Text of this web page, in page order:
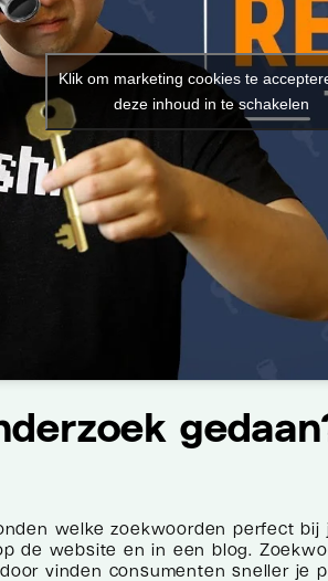
Klik om marketing cookies te
deze inhoud in te schakelen
welke zoekwoorden perfect
de website en in een blog.
vinden consumenten sneller je